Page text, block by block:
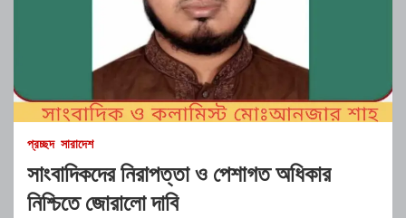
প্রচ্ছদ সারাদেশ
সাংবাদিকদের নিরাপত্তা ও পেশাগত অধিকার
নিশ্চিতে জোরালো দাবি